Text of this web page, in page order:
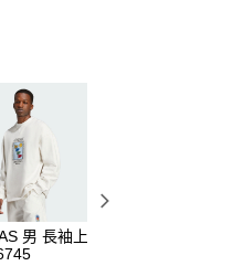
況，依本公司
公司將視審查
意使用之情
採取法律行
男 長袖上